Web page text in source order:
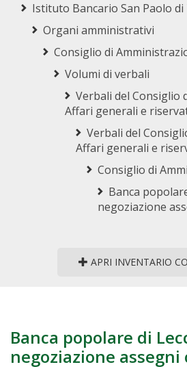
Istituto Bancario San Paolo
Organi amministrativi
Consiglio di
Volumi di verbali
Verbali del Consiglio
Affari generali e
Verbali del
Affari generali e
Consiglio di
Banca
negoziazione
APRI INVENTARIO
Banca popolare di
negoziazione assegni